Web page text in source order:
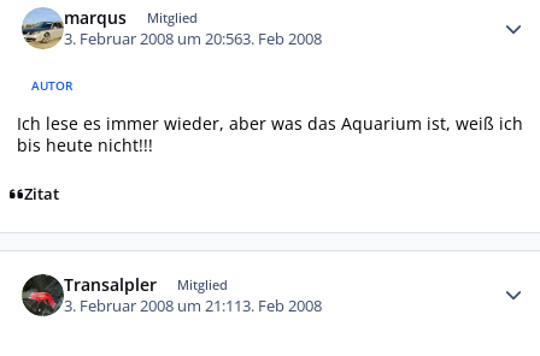
marqus Mitglied
3. Februar 2008 um 20:563. Feb 2008
AUTOR
Ich lese es immer wieder, aber was das Aquarium ist, weiß ich
bis heute nicht!!!
Zitat
Transalpler Mitglied
3. Februar 2008 um 21:113. Feb 2008